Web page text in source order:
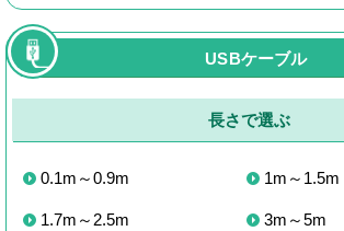
USBケーブル
長さで選ぶ
0.1m～0.9m 1m～1.5m
1.7m～2.5m 3m～5m